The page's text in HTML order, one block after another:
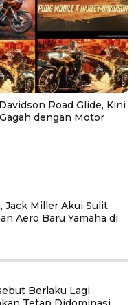
Road Glide, Kini
dengan Motor
Jack Miller Akui Sulit
Aero Baru Yamaha di
Berlaku Lagi,